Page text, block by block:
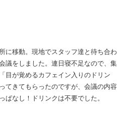
に移動。現地でスタッフ達と待ち合わ
議をしました。連日寝不足なので、集
目が覚めるカフェイン入りのドリン
てきてもらったのですが、会議の内容
ぱなし！ドリンクは不要でした。